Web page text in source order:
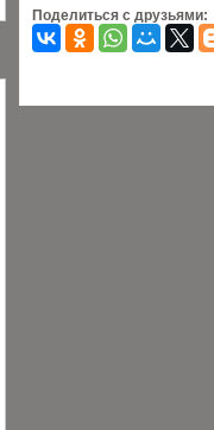
Поделиться с друзьями: